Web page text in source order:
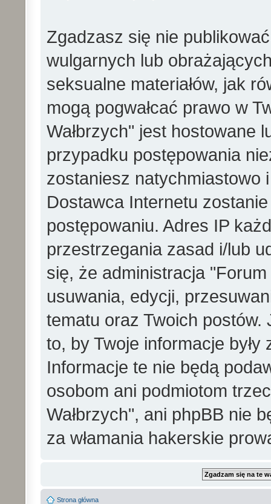
Zgadzasz się nie
wulgarnych lub
seksualne materiałów, jak
mogą pogwałcać prawo w
Wałbrzych" jest hostowane
przypadku postępowania
zostaniesz natychmiastowo
Dostawca Internetu
postępowaniu. Adres IP
przestrzegania zasad i/lub
się, że administracja
usuwania, edycji,
tematu oraz Twoich
to, by Twoje informacje
Informacje te nie będą
osobom ani podmiotom
Wałbrzych", ani phpBB nie
za włamania hakerskie
Strona główna